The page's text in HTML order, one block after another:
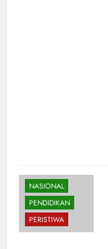
NASIONAL
PENDIDIKAN
PERISTIWA